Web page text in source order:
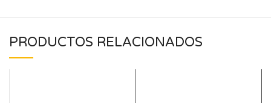
PRODUCTOS RELACIONADOS